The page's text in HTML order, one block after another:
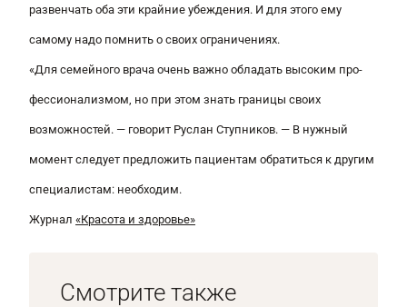
развенчать оба эти крайние убеждения. И для этого ему
самому надо помнить о своих ограничениях.
«Для семейного врача очень важно обладать высоким про­
фес­сионализмом, но при этом знать границы своих
возможностей. — говорит Руслан Ступников. — В нужный
момент следует предложить пациентам обратиться к другим
специалистам: необходим.
Журнал «Красота и здоровье»
Смотрите также